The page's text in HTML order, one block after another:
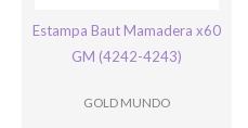
Estampa Baut Mamadera x60
GM (4242-4243)
GOLD MUNDO